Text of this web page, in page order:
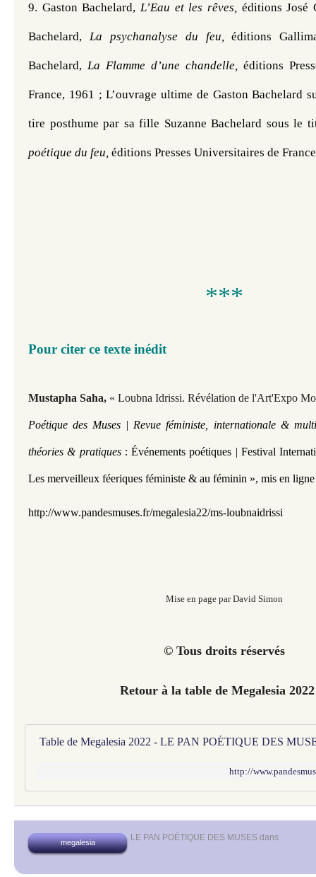
9. Gaston Bachelard, L’Eau et les rêves, éditions José
Bachelard, La psychanalyse du feu, éditions
Bachelard, La Flamme d’une chandelle, éditions
France, 1961 ; L’ouvrage ultime de Gaston Bachelard
tire posthume par sa fille Suzanne Bachelard sous le
poétique du feu, éditions Presses Universitaires de
***
Pour citer ce texte inédit
Mustapha Saha, « Loubna Idrissi. Révélation de l'Art'Expo
Poétique des Muses | Revue féministe, internationale &
théories & pratiques : Événements poétiques | Festival
Les merveilleux féeriques féministe & au féminin », mis en
http://www.pandesmuses.fr/megalesia22/ms-loubnaidrissi
Mise en page par David Simon
© Tous droits réservés
Retour à la table de Megalesia 2022
Table de Megalesia 2022 - LE PAN POÉTIQUE DES
http://
LE PAN POÉTIQUE DES MUSES dans
megalesia